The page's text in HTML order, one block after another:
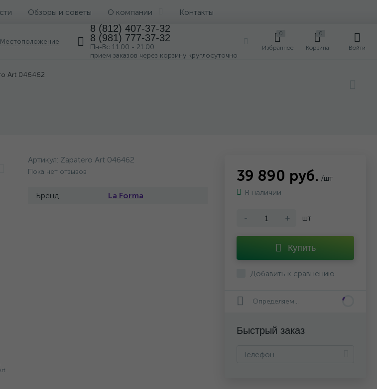
Обзоры и советы О компании Контакты
Местоположение
8 (812) 407-37-32
8 (981) 777-37-32
Пн-Вс 11:00 - 21:00
прием заказов через корзину круглосуточно
0
Избранное
0
Корзина Войти
Art 046462
Артикул: Zapatero Art 046462
Пока нет отзывов
Бренд La Forma
39 890 руб. /шт
В наличии
- + шт
Купить
Добавить к сравнению
Определяем...
Быстрый заказ